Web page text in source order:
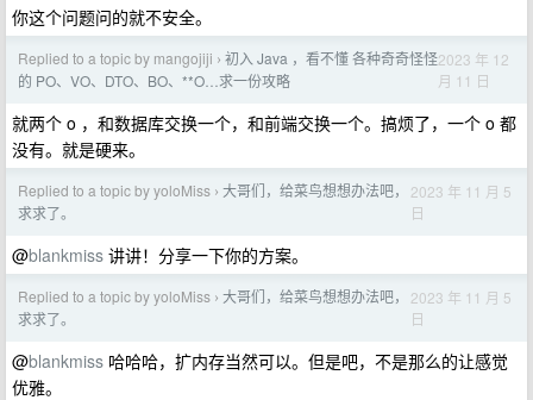
你这个问题问的就不安全。
Replied to a topic by mangojiji › 初入 Java ，看不懂 各种奇奇怪怪
的 PO、VO、DTO、BO、**O…求一份攻略
2023 年 12
月 11 日
就两个 o ，和数据库交换一个，和前端交换一个。搞烦了，一个 o 都
没有。就是硬来。
Replied to a topic by yoloMiss › 大哥们，给菜鸟想想办法吧，
求求了。
2023 年 11 月 5
日
@blankmiss 讲讲！分享一下你的方案。
Replied to a topic by yoloMiss › 大哥们，给菜鸟想想办法吧，
求求了。
2023 年 11 月 5
日
@blankmiss 哈哈哈，扩内存当然可以。但是吧，不是那么的让感觉
优雅。